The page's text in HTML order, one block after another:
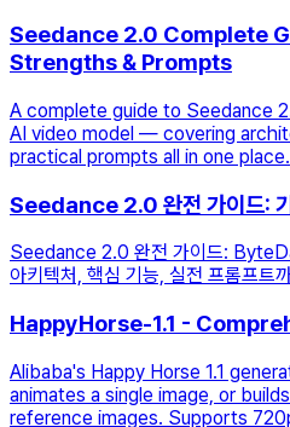
Seedance 2.0 Complete
Strengths & Prompts
A complete guide to Seedance
AI video model — covering
practical prompts all in one place.
Seedance 2.0 완전 가이드: 기
Seedance 2.0 완전 가이드:
아키텍처, 핵심 기능, 실전 프롬프트
HappyHorse-1.1 -
Alibaba's Happy Horse 1.1
animates a single image, or
reference images. Supports